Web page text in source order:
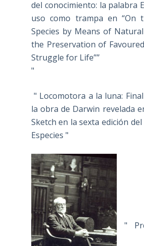
del conocimiento: la palabra
uso como trampa en “On
Species by Means of
the Preservation of
Struggle for Life””
"
" Locomotora a la luna:
la obra de Darwin revelada
Sketch en la sexta edición
Especies "
"